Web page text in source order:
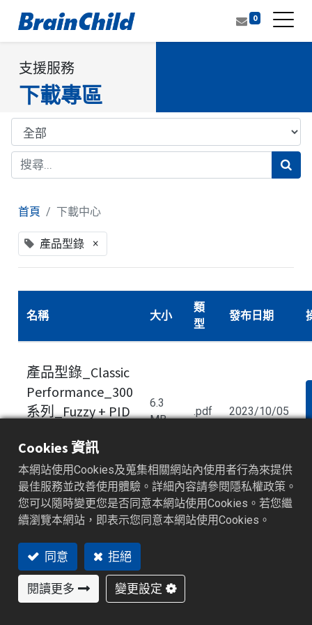
0
支援服務
下載專區
首頁 下載中心
產品型錄 ×
名稱 大小
類
型
發布日期
產品型錄_Classic
Performance_300
系列_Fuzzy + PID
_V1.02_英文
6.3
MB
.pdf 2023/10/05
產品型錄_HMI_
英文
Cookies 資訊
本網站使用Cookies及蒐集相關網站內使用者行為來提供
最佳服務並改善使用體驗。詳細內容請參閱隱私權政策。
您可以隨時變更您是否同意本網站使用Cookies。若您繼
續瀏覽本網站，即表示您同意本網站使用Cookies。
同意 拒絕
閱讀更多 變更設定